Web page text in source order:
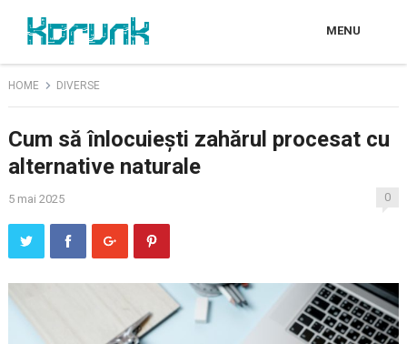
MENU
HOME DIVERSE
Cum să înlocuiești zahărul procesat cu
alternative naturale
5 mai 2025 0